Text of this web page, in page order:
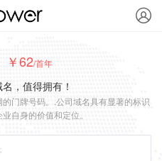
￥62/首年
，值得拥有！
门牌号码。.公司域名具有显著的标识
自身的价值和定位。